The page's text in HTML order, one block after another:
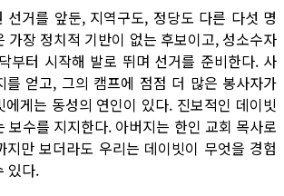
선거를 앞둔, 지역구도, 정당도 다른 다섯 명
가장 정치적 기반이 없는 후보이고, 성소수자
부터 시작해 발로 뛰며 선거를 준비한다. 사
를 얻고, 그의 캠프에 점점 더 많은 봉사자가
게는 동성의 연인이 있다. 진보적인 데이빗
보수를 지지한다. 아버지는 한인 교회 목사로
지만 보더라도 우리는 데이빗이 무엇을 경험
있다.